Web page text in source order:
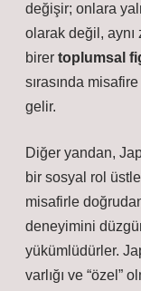
değişir; onlara
olarak değil, aynı
birer toplumsal
sırasında
gelir.
Diğer yandan,
bir sosyal rol
misafirle
deneyimini
yükümlüdürler.
varlığı ve “özel”